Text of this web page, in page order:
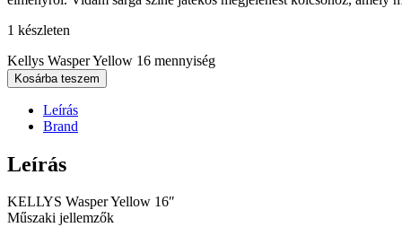
1 készleten
Kellys Wasper Yellow 16 mennyiség
Kosárba teszem
Leírás
Brand
Leírás
KELLYS Wasper Yellow 16″
Műszaki jellemzők